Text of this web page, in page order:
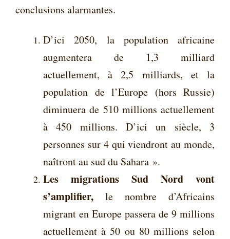
conclusions alarmantes.
D’ici 2050, la population africaine
augmentera de 1,3 milliard
actuellement, à 2,5 milliards, et la
population de l’Europe (hors Russie)
diminuera de 510 millions actuellement
à 450 millions. D’ici un siècle, 3
personnes sur 4 qui viendront au monde,
naîtront au sud du Sahara ».
Les migrations Sud Nord vont
s’amplifier, le nombre d’Africains
migrant en Europe passera de 9 millions
actuellement à 50 ou 80 millions selon